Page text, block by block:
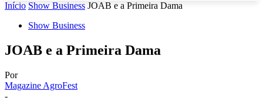
Início Show Business JOAB e a Primeira Dama
Show Business
JOAB e a Primeira Dama
Por
Magazine AgroFest
-